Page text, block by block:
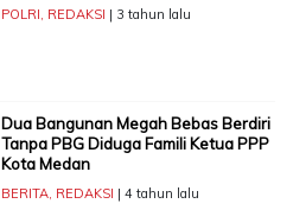
POLRI, REDAKSI | 3 tahun lalu
Dua Bangunan Megah Bebas Berdiri
Tanpa PBG Diduga Famili Ketua PPP
Kota Medan
BERITA, REDAKSI | 4 tahun lalu